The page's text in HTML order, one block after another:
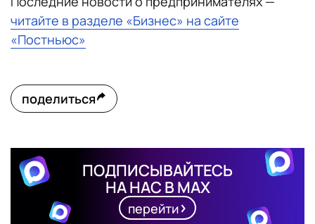
читайте в разделе «Бизнес» на сайте
«Постньюс»
поделиться
ПОДПИСЫВАЙТЕСЬ
НА НАС В MAX
перейти